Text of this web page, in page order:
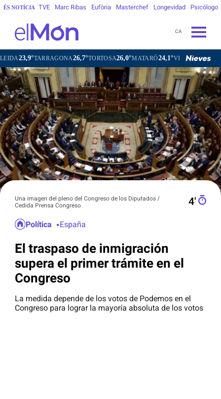
ÉS NOTÍCIA TVE Marc Ribas Eufòria Masterchef Longevidad Psicólogo
CA
TARRAGONA26,7°TORTOSA26,0°MATARÓ24,1°VIC18,7°VILAFRANCA
Una imagen del pleno del Congreso de los Diputados /
Cedida Prensa Congreso
4′
Política España
El traspaso de inmigración
supera el primer trámite en el
Congreso
La medida depende de los votos de Podemos en el
Congreso para lograr la mayoría absoluta de los votos